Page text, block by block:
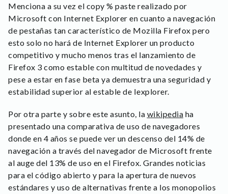
Menciona a su vez el copy % paste realizado por
Microsoft con Internet Explorer en cuanto a navegación
de pestañas tan característico de Mozilla Firefox pero
esto solo no hará de Internet Explorer un producto
competitivo y mucho menos tras el lanzamiento de
Firefox 3 como estable con multitud de novedades y
pese a estar en fase beta ya demuestra una seguridad y
estabilidad superior al estable de Iexplorer.
Por otra parte y sobre este asunto, la wikipedia ha
presentado una comparativa de uso de navegadores
donde en 4 años se puede ver un descenso del 14% de
navegación a través del navegador de Microsoft frente
al auge del 13% de uso en el Firefox. Grandes noticias
para el código abierto y para la apertura de nuevos
estándares y uso de alternativas frente a los monopolios